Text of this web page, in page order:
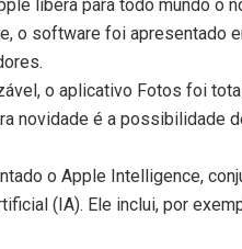
libera para todo mundo o
o software foi apresentado
o aplicativo Fotos foi
novidade é a possibilidade
o Apple Intelligence,
(IA). Ele inclui, por